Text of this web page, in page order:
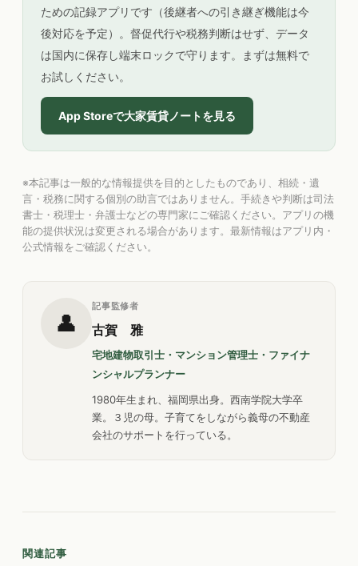
ための記録アプリです（後継者への引き継ぎ機能は今
後対応を予定）。督促代行や税務判断はせず、データ
は国内に保存し端末ロックで守ります。まずは無料で
お試しください。
App Storeで大家賃貸ノートを見る
※本記事は一般的な情報提供を目的としたものであり、相続・遺
言・税務に関する個別の助言ではありません。手続きや判断は司法
書士・税理士・弁護士などの専門家にご確認ください。アプリの機
能の提供状況は変更される場合があります。最新情報はアプリ内・
公式情報をご確認ください。
👤
記事監修者
古賀 雅
宅地建物取引士・マンション管理士・ファイナ
ンシャルプランナー
1980年生まれ、福岡県出身。西南学院大学卒
業。３児の母。子育てをしながら義母の不動産
会社のサポートを行っている。
関連記事